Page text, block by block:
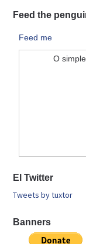
Feed the
Feed me
O
El Twitter
Tweets by tuxtor
Banners